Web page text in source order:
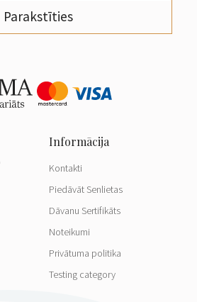
Parakstīties
Kontakti
Piedāvāt Senlietas
Dāvanu Sertifikāts
Noteikumi
Privātuma politika
Testing category